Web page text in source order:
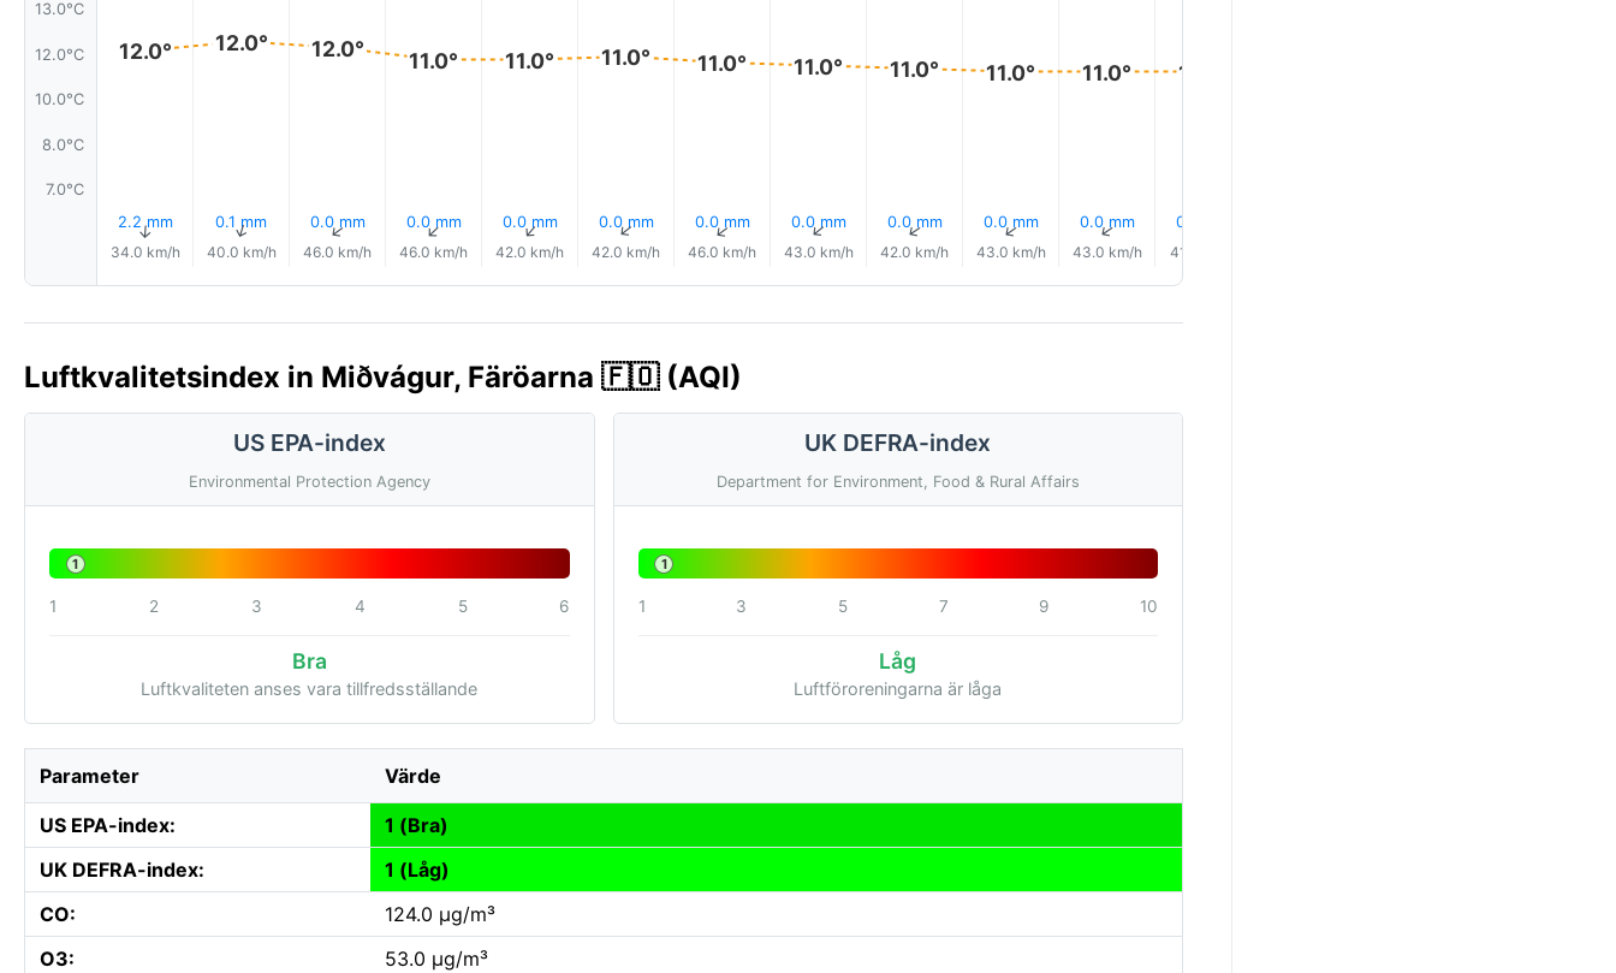
13.0°C
12.0°C
10.0°C
8.0°C
7.0°C
12.0°
2.2 mm
↑
34.0 km/h
12.0°
0.1 mm
↑
40.0 km/h
12.0°
0.0 mm
↑
46.0 km/h
11.0°
0.0 mm
↑
46.0 km/h
11.0°
0.0 mm
↑
42.0 km/h
11.0°
0.0 mm
↑
42.0 km/h
11.0°
0.0 mm
↑
46.0 km/h
11.0°
0.0 mm
↑
43.0 km/h
11.0°
0.0 mm
↑
42.0 km/h
11.0°
0.0 mm
↑
43.0 km/h
11.0°
0.0 mm
↑
43.0 km/h
11.0°
0.0 mm
41.0 km/h
Luftkvalitetsindex in Miðvágur, Färöarna 🇫🇴 (AQI)
US EPA-index
Environmental Protection Agency
1
1 2 3 4 5 6
Bra
Luftkvaliteten anses vara tillfredsställande
UK DEFRA-index
Department for Environment, Food & Rural Affairs
1
1 3 5 7 9 10
Låg
Luftföroreningarna är låga
Parameter Värde
US EPA-index:
1 (Bra)
UK DEFRA-index:
1 (Låg)
CO:
124.0 µg/m³
O3:
53.0 µg/m³